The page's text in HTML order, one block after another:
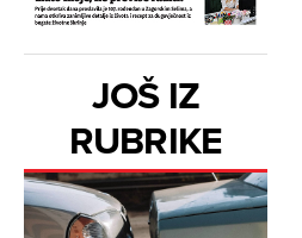
JOŠ IZ
RUBRIKE